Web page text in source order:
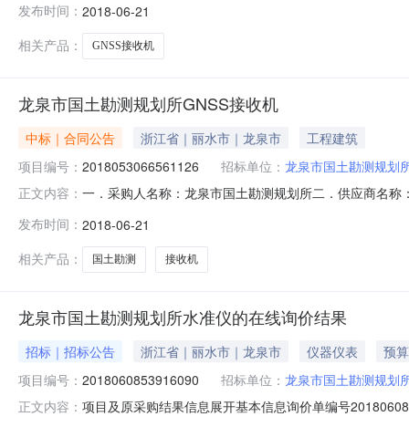
万元\服务要求或标的基本概况：详见附件中合同文件六
发布时间： 2018-06-21
相关产品：
GNSS接收机
龙泉市国土勘测规划所GNSS接收机
中标｜合同公告 浙江省｜丽水市｜龙泉市
工程建筑
项目编号： 2018053066561126 招标单位： 龙泉市国土勘测规划
正文内容： 一．采购人名称：龙泉市国土勘测规划所二．供应商名
万元\服务要求或标的基本概况：详见附件中合同文件六
发布时间： 2018-06-21
相关产品：
国土勘测 接收机
龙泉市国土勘测规划所水准仪的在线询价结果
招标｜招标公告 浙江省｜丽水市｜龙泉市 仪器仪表
预
项目编号： 2018060853916090 招标单位： 龙泉市国土勘测规划
正文内容： 项目及原采购结果信息展开基本信息询价单编号